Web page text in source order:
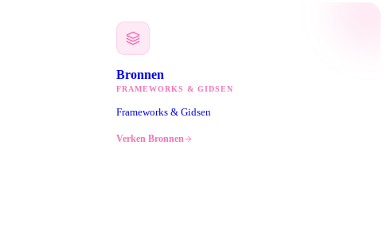
Bronnen
FRAMEWORKS & GIDSEN
Frameworks & Gidsen
Verken Bronnen